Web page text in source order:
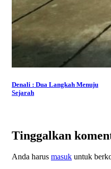
Denali : Dua Langkah Menuju
Sejarah
Tinggalkan
Anda harus masuk untuk